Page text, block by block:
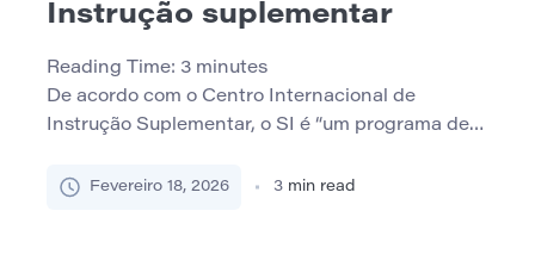
Instrução suplementar
Reading Time: 3 minutes
De acordo com o Centro Internacional de
Instrução Suplementar, o SI é “um programa de
estudo assistidas por pares. Sessões de SI são
Fevereiro 18, 2026 3 min read